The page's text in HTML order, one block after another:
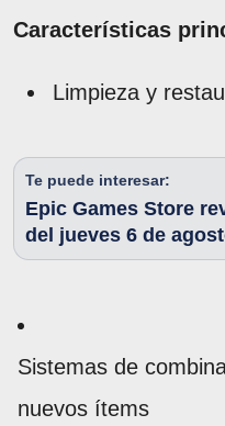
Características
Limpieza y
Te puede interesar:
Epic Games Store
del jueves 6 de
Sistemas de
nuevos ítems